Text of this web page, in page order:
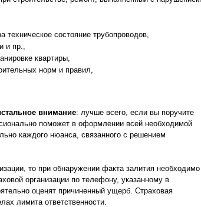
состояние трубопроводов,
и пр.,
квартиры,
норм и правил,
внимание: лучше всего, если вы поручите
поможет в оформлении всей необходимой
каждого нюанса, связанного с решением
то при обнаружении факта залития необходимо
организации по телефону, указанному в
оценят причиненный ущерб. Страховая
лимита ответственности.